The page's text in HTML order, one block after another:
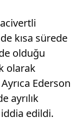
kısa sürede
olduğu
olarak
Ederson
ayrılık
edildi.